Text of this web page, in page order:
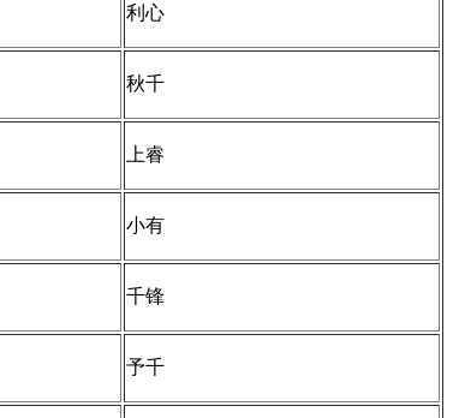
利心
秋千
上睿
小有
千锋
予千